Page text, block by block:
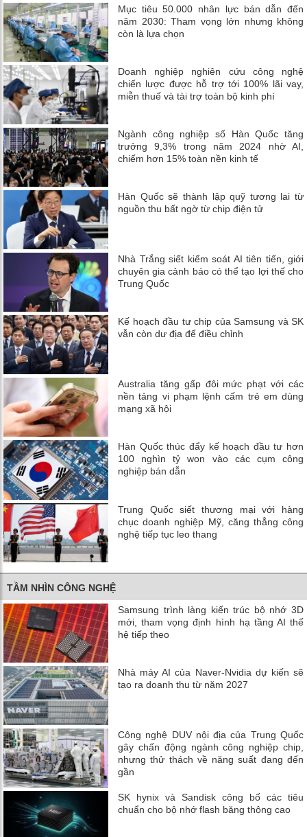
Mục tiêu 50.000 nhân lực bán dẫn đến
năm 2030: Tham vọng lớn nhưng không
còn là lựa chọn
Doanh nghiệp nghiên cứu công nghệ
chiến lược được hỗ trợ tới 100% lãi vay,
miễn thuế và tài trợ toàn bộ kinh phí
Ngành công nghiệp số Hàn Quốc tăng
trưởng 9,3% trong năm 2024 nhờ AI,
chiếm hơn 15% toàn nền kinh tế
Hàn Quốc sẽ thành lập quỹ tương lai từ
nguồn thu bất ngờ từ chip điện tử
Nhà Trắng siết kiểm soát AI tiên tiến, giới
chuyên gia cảnh báo có thể tạo lợi thế cho
Trung Quốc
Kế hoạch đầu tư chip của Samsung và SK
vẫn còn dư địa để điều chỉnh
Australia tăng gấp đôi mức phạt với các
nền tảng vi phạm lệnh cấm trẻ em dùng
mạng xã hội
Hàn Quốc thúc đẩy kế hoạch đầu tư hơn
100 nghìn tỷ won vào các cụm công
nghiệp bán dẫn
Trung Quốc siết thương mại với hàng
chục doanh nghiệp Mỹ, căng thẳng công
nghệ tiếp tục leo thang
TẦM NHÌN CÔNG NGHỆ
Samsung trình làng kiến trúc bộ nhớ 3D
mới, tham vọng định hình hạ tầng AI thế
hệ tiếp theo
Nhà máy AI của Naver-Nvidia dự kiến ​​sẽ
tạo ra doanh thu từ năm 2027
Công nghệ DUV nội địa của Trung Quốc
gây chấn động ngành công nghiệp chip,
nhưng thử thách về năng suất đang đến
gần
SK hynix và Sandisk công bố các tiêu
chuẩn cho bộ nhớ flash băng thông cao